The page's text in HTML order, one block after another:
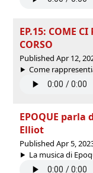
EP.15: COME
CORSO
Published Apr 12,
Come
EPOQUE
Elliot
Published Apr 5,
La musica di